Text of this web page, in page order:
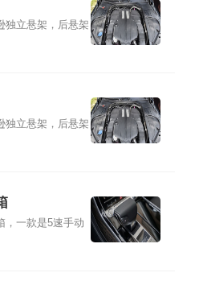
独立悬架，后悬架
独立悬架，后悬架
，一款是5速手动